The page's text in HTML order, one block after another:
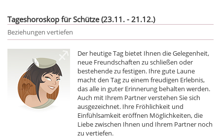
Tageshoroskop für Schütze (23.11. - 21.12.)
Beziehungen vertiefen
Der heutige Tag bietet Ihnen die Gelegenheit,
neue Freundschaften zu schließen oder
bestehende zu festigen. Ihre gute Laune
macht den Tag zu einem freudigen Erlebnis,
das alle in guter Erinnerung behalten werden.
Auch mit Ihrem Partner verstehen Sie sich
ausgezeichnet. Ihre Fröhlichkeit und
Einfühlsamkeit eröffnen Möglichkeiten, die
Liebe zwischen Ihnen und Ihrem Partner noch
zu vertiefen.